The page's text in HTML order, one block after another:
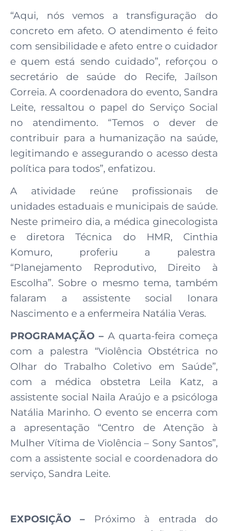
“Aqui, nós vemos a transfiguração do
concreto em afeto. O atendimento é feito
com sensibilidade e afeto entre o cuidador
e quem está sendo cuidado”, reforçou o
secretário de saúde do Recife, Jaílson
Correia. A coordenadora do evento, Sandra
Leite, ressaltou o papel do Serviço Social
no atendimento. “Temos o dever de
contribuir para a humanização na saúde,
legitimando e assegurando o acesso desta
política para todos”, enfatizou.
A atividade reúne profissionais de
unidades estaduais e municipais de saúde.
Neste primeiro dia, a médica ginecologista
e diretora Técnica do HMR, Cinthia
Komuro, proferiu a palestra
“Planejamento Reprodutivo, Direito à
Escolha”. Sobre o mesmo tema, também
falaram a assistente social Ionara
Nascimento e a enfermeira Natália Veras.
PROGRAMAÇÃO –A quarta-feira começa
com a palestra “Violência Obstétrica no
Olhar do Trabalho Coletivo em Saúde”,
com a médica obstetra Leila Katz, a
assistente social Naila Araújo e a psicóloga
Natália Marinho. O evento se encerra com
a apresentação “Centro de Atenção à
Mulher Vítima de Violência – Sony Santos”,
com a assistente social e coordenadora do
serviço, Sandra Leite.
EXPOSIÇÃO – Próximo à entrada do